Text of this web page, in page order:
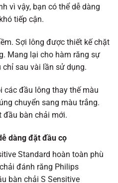
vì vậy, bạn có thể dễ dàng
tiếp cận.
Sợi lông được thiết kế chặt
Mang lại cho hàm răng sự
sau vài lần sử dụng.
các đầu lông thay thế màu
chuyển sang màu trắng.
đầu bàn chải mới.
dàng đặt đầu cọ
Standard hoàn toàn phù
đánh răng Philips
bàn chải S Sensitive